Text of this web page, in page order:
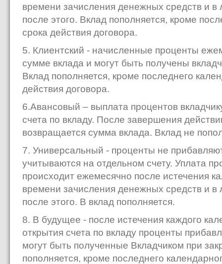
времени зачисления денежных средств и в
после этого. Вклад пополняется, кроме
срока действия договора.
5. Клиентский - начисленные проценты
сумме вклада и могут быть получены
Вклад пополняется, кроме последнего
действия договора.
6.Авансовый – выплата процентов
счета по вкладу. После завершения
возвращается сумма вклада. Вклад не
7. Универсальный - проценты не
учитываются на отдельном счету. Уплата
происходит ежемесячно после истечения
времени зачисления денежных средств и в
после этого. В вклад пополняется.
8. В будущее - после истечения каждого
открытия счета по вкладу проценты
могут быть полученные Вкладчиком при
пополняется, кроме последнего